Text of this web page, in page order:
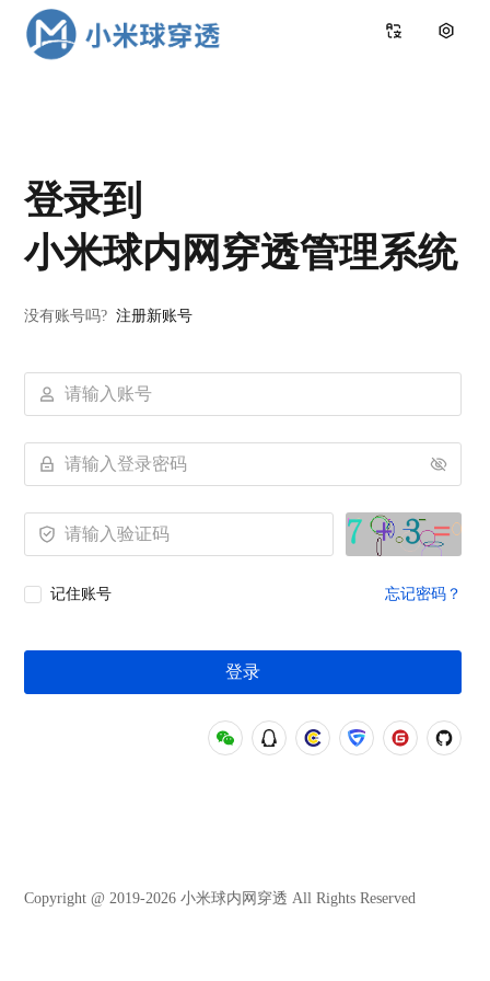
登录到
小米球内网穿透管理系统
没有账号吗? 注册新账号
记住账号 忘记密码？
登录
Copyright @ 2019-2026 小米球内网穿透 All Rights Reserved